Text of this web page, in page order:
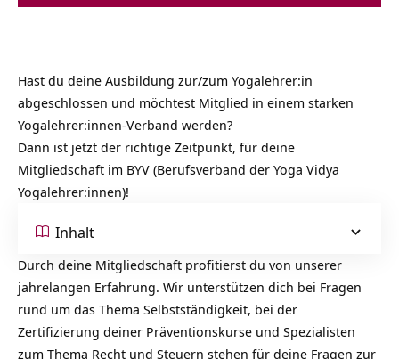
Hast du deine Ausbildung zur/zum Yogalehrer:in
abgeschlossen und möchtest Mitglied in einem starken
Yogalehrer:innen-Verband werden?
Dann ist jetzt der richtige Zeitpunkt, für deine
Mitgliedschaft im BYV (Berufsverband der Yoga Vidya
Yogalehrer:innen)!
Inhalt
Durch deine Mitgliedschaft profitierst du von unserer
jahrelangen Erfahrung. Wir unterstützen dich bei Fragen
rund um das Thema Selbstständigkeit, bei der
Zertifizierung deiner Präventionskurse und Spezialisten
zum Thema Recht und Steuern stehen für deine Fragen zur